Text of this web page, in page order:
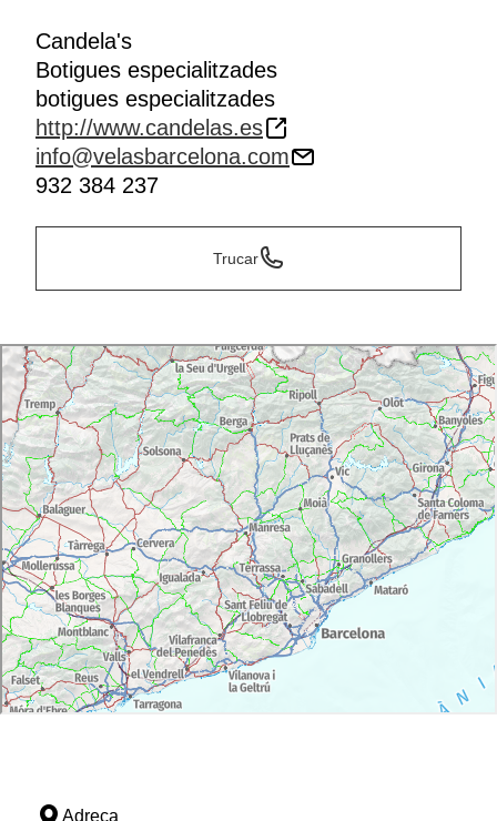
Candela's
Botigues especialitzades
botigues especialitzades
http://www.candelas.es
info@velasbarcelona.com
932 384 237
Trucar
Adreça